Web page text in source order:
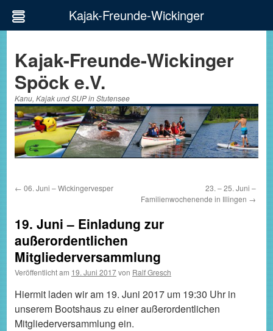
springen
Kajak-Freunde-Wickinger
Spöck e.V.
Kanu, Kajak und SUP in Stutensee
← 06. Juni – Wickingervesper
23. – 25. Juni –
Familienwochenende in Illingen →
19. Juni – Einladung zur
außerordentlichen
Mitgliederversammlung
Veröffentlicht am 19. Juni 2017von Ralf Gresch
Hiermit laden wir am 19. Juni 2017 um 19:30 Uhr in
unserem Bootshaus zu einer außerordentlichen
Mitgliederversammlung ein.
Kajak-Freunde-Wickinger